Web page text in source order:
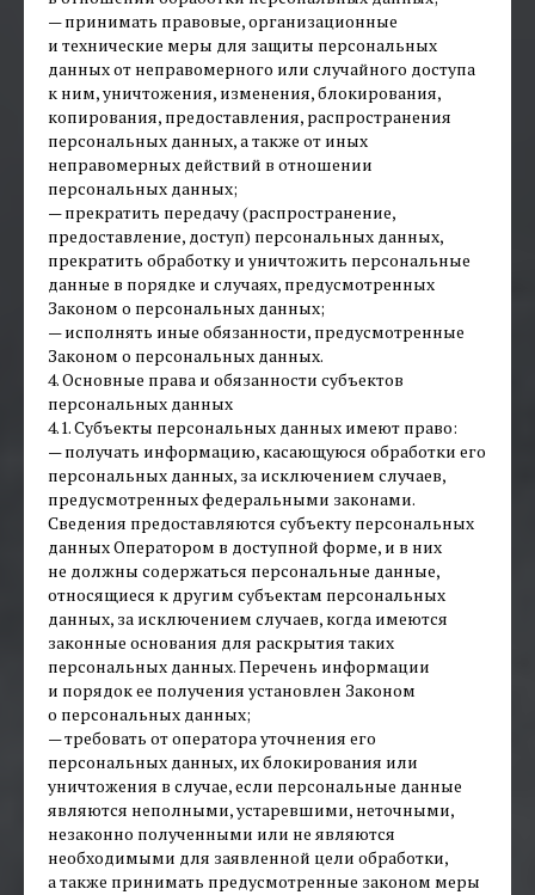
— принимать правовые, организационные
и технические меры для защиты персональных
данных от неправомерного или случайного доступа
к ним, уничтожения, изменения, блокирования,
копирования, предоставления, распространения
персональных данных, а также от иных
неправомерных действий в отношении
персональных данных;
— прекратить передачу (распространение,
предоставление, доступ) персональных данных,
прекратить обработку и уничтожить персональные
данные в порядке и случаях, предусмотренных
Законом о персональных данных;
— исполнять иные обязанности, предусмотренные
Законом о персональных данных.
4. Основные права и обязанности субъектов
персональных данных
4.1. Субъекты персональных данных имеют право:
— получать информацию, касающуюся обработки его
персональных данных, за исключением случаев,
предусмотренных федеральными законами.
Сведения предоставляются субъекту персональных
данных Оператором в доступной форме, и в них
не должны содержаться персональные данные,
относящиеся к другим субъектам персональных
данных, за исключением случаев, когда имеются
законные основания для раскрытия таких
персональных данных. Перечень информации
и порядок ее получения установлен Законом
о персональных данных;
— требовать от оператора уточнения его
персональных данных, их блокирования или
уничтожения в случае, если персональные данные
являются неполными, устаревшими, неточными,
незаконно полученными или не являются
необходимыми для заявленной цели обработки,
а также принимать предусмотренные законом меры